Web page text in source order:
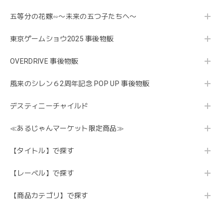
五等分の花嫁∽〜未来の五つ子たちへ〜
東京ゲームショウ2025 事後物販
OVERDRIVE 事後物販
風来のシレン６2周年記念 POP UP 事後物販
デスティニーチャイルド
≪あるじゃんマーケット限定商品≫
【タイトル】で探す
【レーベル】で探す
【商品カテゴリ】で探す